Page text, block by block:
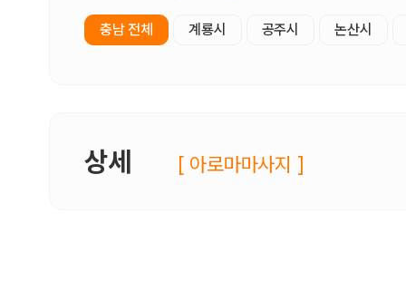
충남 전체 계룡시 공주시 논산시
상세 [ 아로마마사지 ]